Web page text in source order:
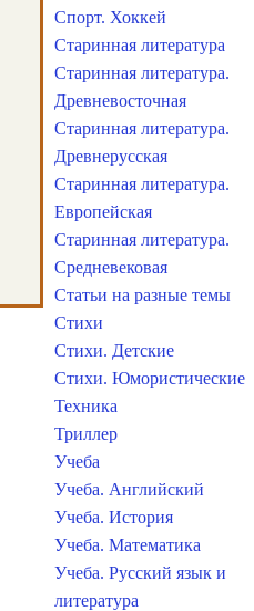
Спорт. Хоккей
Старинная литература
Старинная литература.
Древневосточная
Старинная литература.
Древнерусская
Старинная литература.
Европейская
Старинная литература.
Средневековая
Статьи на разные темы
Стихи
Стихи. Детские
Стихи. Юмористические
Техника
Триллер
Учеба
Учеба. Английский
Учеба. История
Учеба. Математика
Учеба. Русский язык и
литература